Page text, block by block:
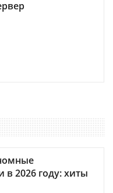
в 2026 году: хиты